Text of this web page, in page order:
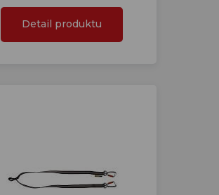
Detail produktu